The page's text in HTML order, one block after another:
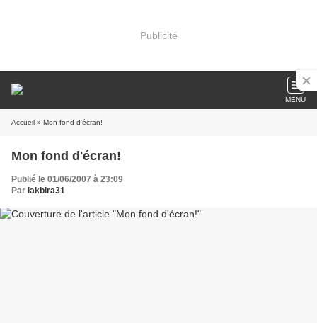
Publicité
MENU
Accueil » Mon fond d'écran!
Mon fond d'écran!
Publié le 01/06/2007 à 23:09
Par lakbira31